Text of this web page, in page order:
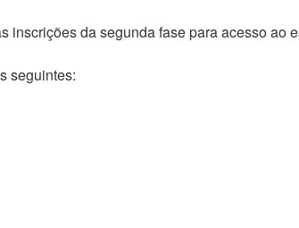
inscrições da segunda fase para acesso ao
seguintes: